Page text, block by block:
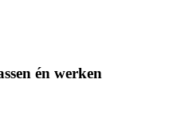
én werken